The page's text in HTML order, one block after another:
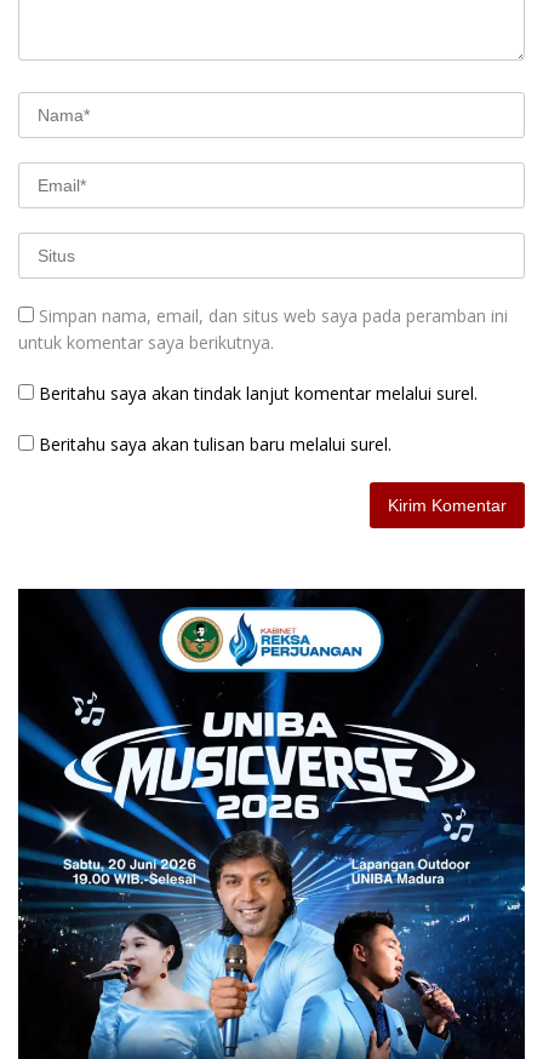
Simpan nama, email, dan situs web saya pada peramban ini
untuk komentar saya berikutnya.
Beritahu saya akan tindak lanjut komentar melalui surel.
Beritahu saya akan tulisan baru melalui surel.